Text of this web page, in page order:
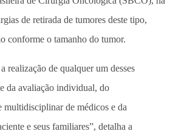
de retirada de tumores deste tipo,
conforme o tamanho do tumor.
realização de qualquer um desses
da avaliação individual, do
multidisciplinar de médicos e da
e seus familiares”, detalha a